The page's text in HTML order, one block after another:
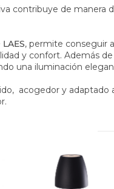
contribuye de manera
LAES, permite conseguir
y confort. Además
una iluminación
acogedor y adaptado